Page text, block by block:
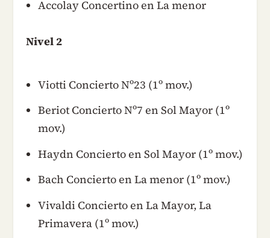
Accolay Concertino en La menor
Nivel 2
Viotti Concierto Nº23 (1º mov.)
Beriot Concierto Nº7 en Sol Mayor (1º
mov.)
Haydn Concierto en Sol Mayor (1º mov.)
Bach Concierto en La menor (1º mov.)
Vivaldi Concierto en La Mayor, La
Primavera (1º mov.)